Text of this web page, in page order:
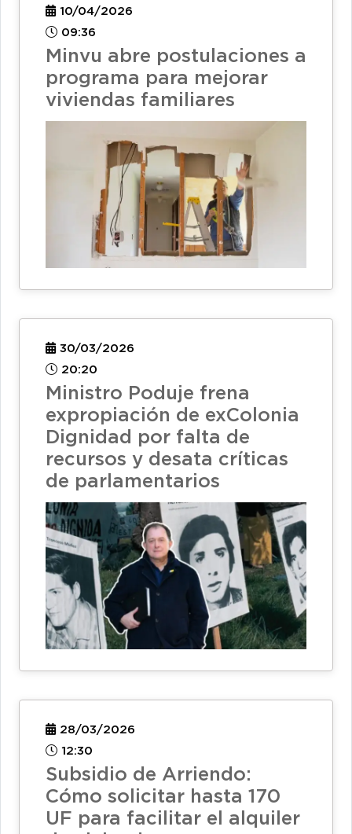
10/04/2026
09:36
Minvu abre postulaciones a
programa para mejorar
viviendas familiares
30/03/2026
20:20
Ministro Poduje frena
expropiación de exColonia
Dignidad por falta de
recursos y desata críticas
de parlamentarios
28/03/2026
12:30
Subsidio de Arriendo:
Cómo solicitar hasta 170
UF para facilitar el alquiler